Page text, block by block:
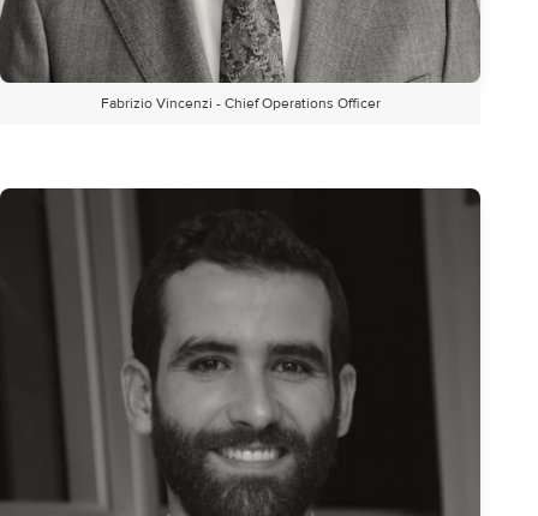
Fabrizio Vincenzi - Chief Operations Officer